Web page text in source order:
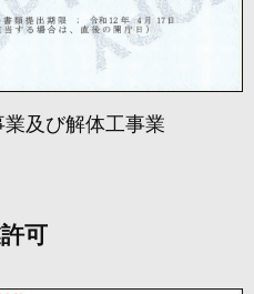
及び解体工事業
可